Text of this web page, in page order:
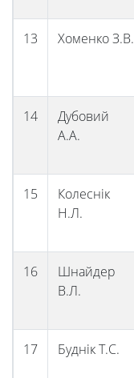
13 Хоменко З.В.
14
Дубовий
А.А.
15
Колеснік
Н.Л.
16
Шнайдер
В.Л.
17 Буднік Т.С.